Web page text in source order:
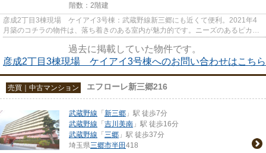
階数：2階建
彦成2丁目3棟現場 ケイアイ3号棟：武蔵野線新三郷にも近くて便利。2021年4
月築のコチラの物件は、落ち着きのある室内が魅力的です。ニーズのあるピカピ
過去に掲載していた物件です。
彦成2丁目3棟現場 ケイアイ3号棟へのお問い合わせはこちら
売買｜中古マンション エフローレ新三郷216
武蔵野線 「 新三郷 」駅 徒歩7分
武蔵野線 「 吉川美南 」駅 徒歩16分
武蔵野線 「 三郷 」駅 徒歩37分
埼玉県三郷市半田418